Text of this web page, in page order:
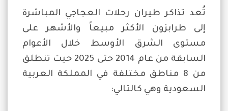
تُعد تذاكر طيران رحلات العجاجي المباشرة
إلى طرابزون الأكثر مبيعاً والأشهر على
مستوى الشرق الأوسط خلال الأعوام
السابقة من عام 2014 حتى 2025 حيث تنطلق
من 8 مناطق مختلفة في المملكة العربية
السعودية وهي كالتالي: